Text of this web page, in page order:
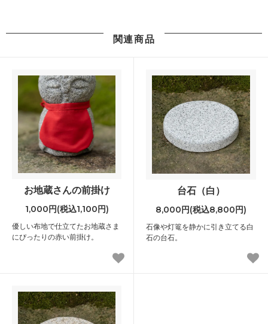
関連商品
お地蔵さんの前掛け
1,000円(税込1,100円)
優しい布地で仕立てたお地蔵さま
にぴったりの赤い前掛け。
台石（白）
8,000円(税込8,800円)
石像や灯篭を静かに引き立てる白
石の台石。